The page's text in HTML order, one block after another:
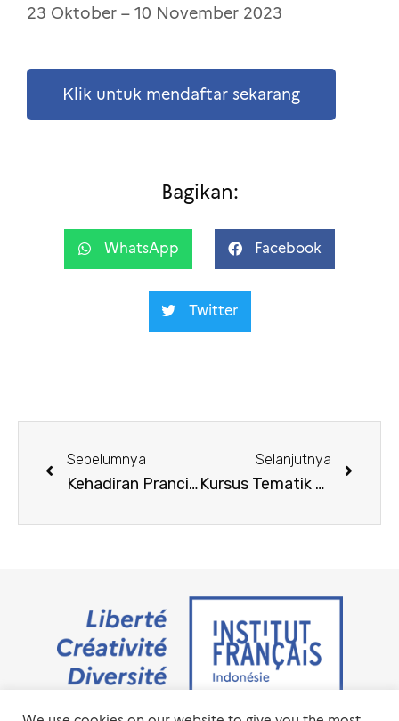
23 Oktober – 10 November 2023
Klik untuk mendaftar sekarang
Bagikan:
WhatsApp Facebook
Twitter
Sebelumnya
Kehadiran Prancis di IGDX, Pameran B2B Terkemuka untuk Gim Video di Indonesia
Selanjutnya
Kursus Tematik Sesi 8 – 2023